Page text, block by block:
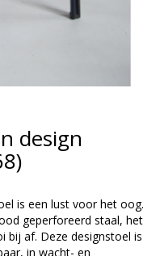
design
is een lust voor het oog.
geperforeerd staal, het
bij af. Deze designstoel is
in wacht- en